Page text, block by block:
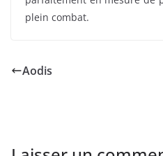
plein combat.
Aodis